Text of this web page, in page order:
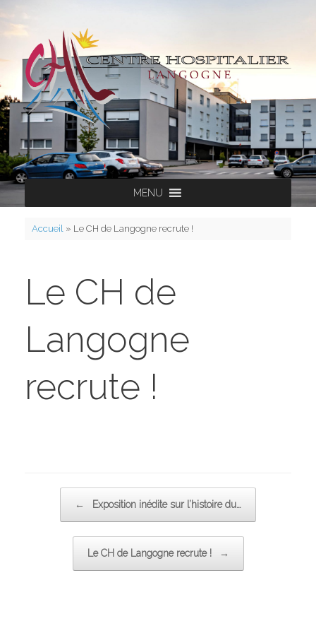
MENU
Accueil» Le CH de Langogne recrute !
Le CH de
Langogne
recrute !
← Exposition inédite sur l’histoire du…
Le CH de Langogne recrute ! →